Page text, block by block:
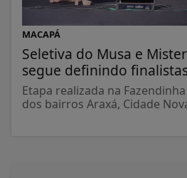
MACAPÁ
Seletiva do Musa e
segue definindo
Etapa realizada na
dos bairros Araxá, Cidade